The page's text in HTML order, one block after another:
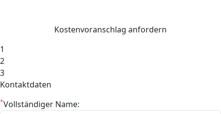
Kostenvoranschlag anfordern
1
2
3
Kontaktdaten
*Vollständiger Name: